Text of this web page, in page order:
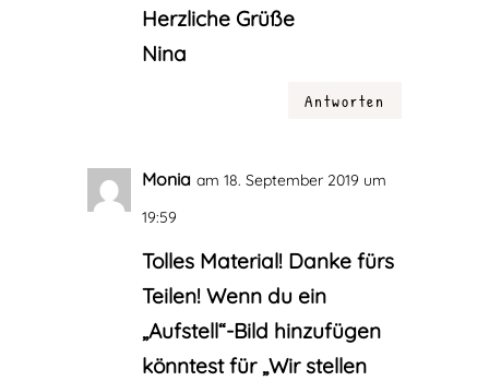
Herzliche Grüße
Nina
Antworten
Monia am 18. September 2019 um
19:59
Tolles Material! Danke fürs
Teilen! Wenn du ein
„Aufstell“-Bild hinzufügen
könntest für „Wir stellen